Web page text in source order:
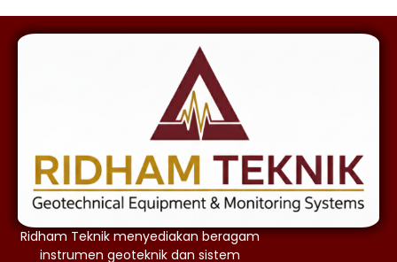
Ridham Teknik menyediakan beragam
instrumen geoteknik dan sistem